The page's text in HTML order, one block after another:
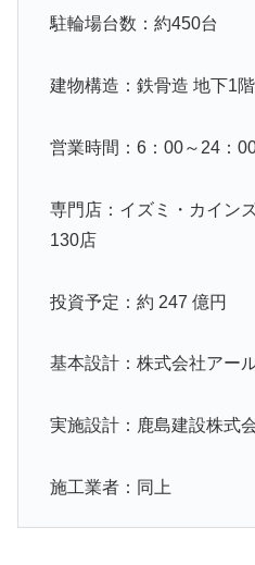
駐輪場台数：約450台
建物構造：鉄骨造 地下1
営業時間：6：00～24：
専門店：イズミ・カイン
130店
投資予定：約 247 億円
基本設計：株式会社アー
実施設計：鹿島建設株式
施工業者：同上